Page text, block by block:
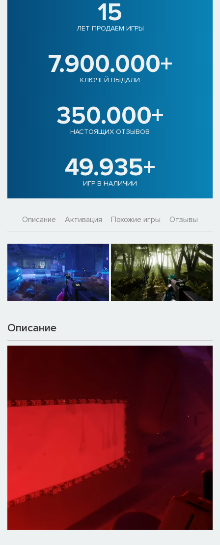
15
ЛЕТ ПРОДАЕМ ИГРЫ
7.900.000+
КЛЮЧЕЙ ВЫДАЛИ
350.000+
НАСТОЯЩИХ ОТЗЫВОВ
49.935+
ИГР В НАЛИЧИИ
Описание Активация Похожие игры Отзывы
Описание